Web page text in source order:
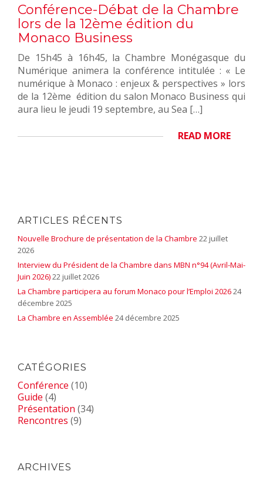
Conférence-Débat de la Chambre
lors de la 12ème édition du
Monaco Business
De 15h45 à 16h45, la Chambre Monégasque du
Numérique animera la conférence intitulée : « Le
numérique à Monaco : enjeux & perspectives » lors
de la 12ème édition du salon Monaco Business qui
aura lieu le jeudi 19 septembre, au Sea […]
READ MORE
ARTICLES RÉCENTS
Nouvelle Brochure de présentation de la Chambre 22 juillet
2026
Interview du Président de la Chambre dans MBN n°94 (Avril-Mai-
Juin 2026)22 juillet 2026
La Chambre participera au forum Monaco pour l’Emploi 202624
décembre 2025
La Chambre en Assemblée 24 décembre 2025
CATÉGORIES
Conférence (10)
Guide (4)
Présentation (34)
Rencontres (9)
ARCHIVES